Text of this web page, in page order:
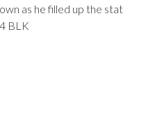
as he filled up the stat
BLK